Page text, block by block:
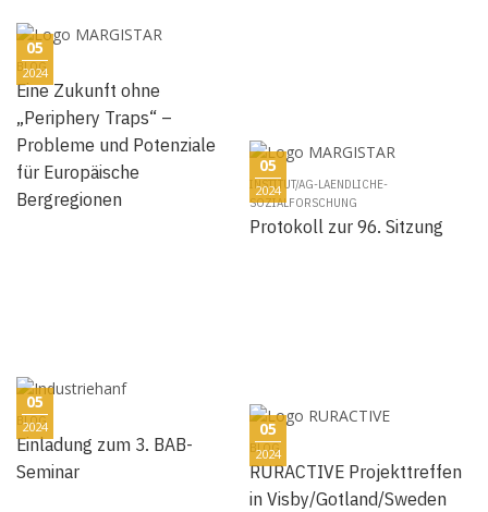
05
2024
BLOG
Eine Zukunft ohne
„Periphery Traps“ –
Probleme und Potenziale
für Europäische
Bergregionen
05
2024
INSTITUT/AG-LAENDLICHE-
SOZIALFORSCHUNG
Protokoll zur 96. Sitzung
05
2024
BLOG
Einladung zum 3. BAB-
Seminar
05
2024
BLOG
RURACTIVE Projekttreffen
in Visby/Gotland/Sweden